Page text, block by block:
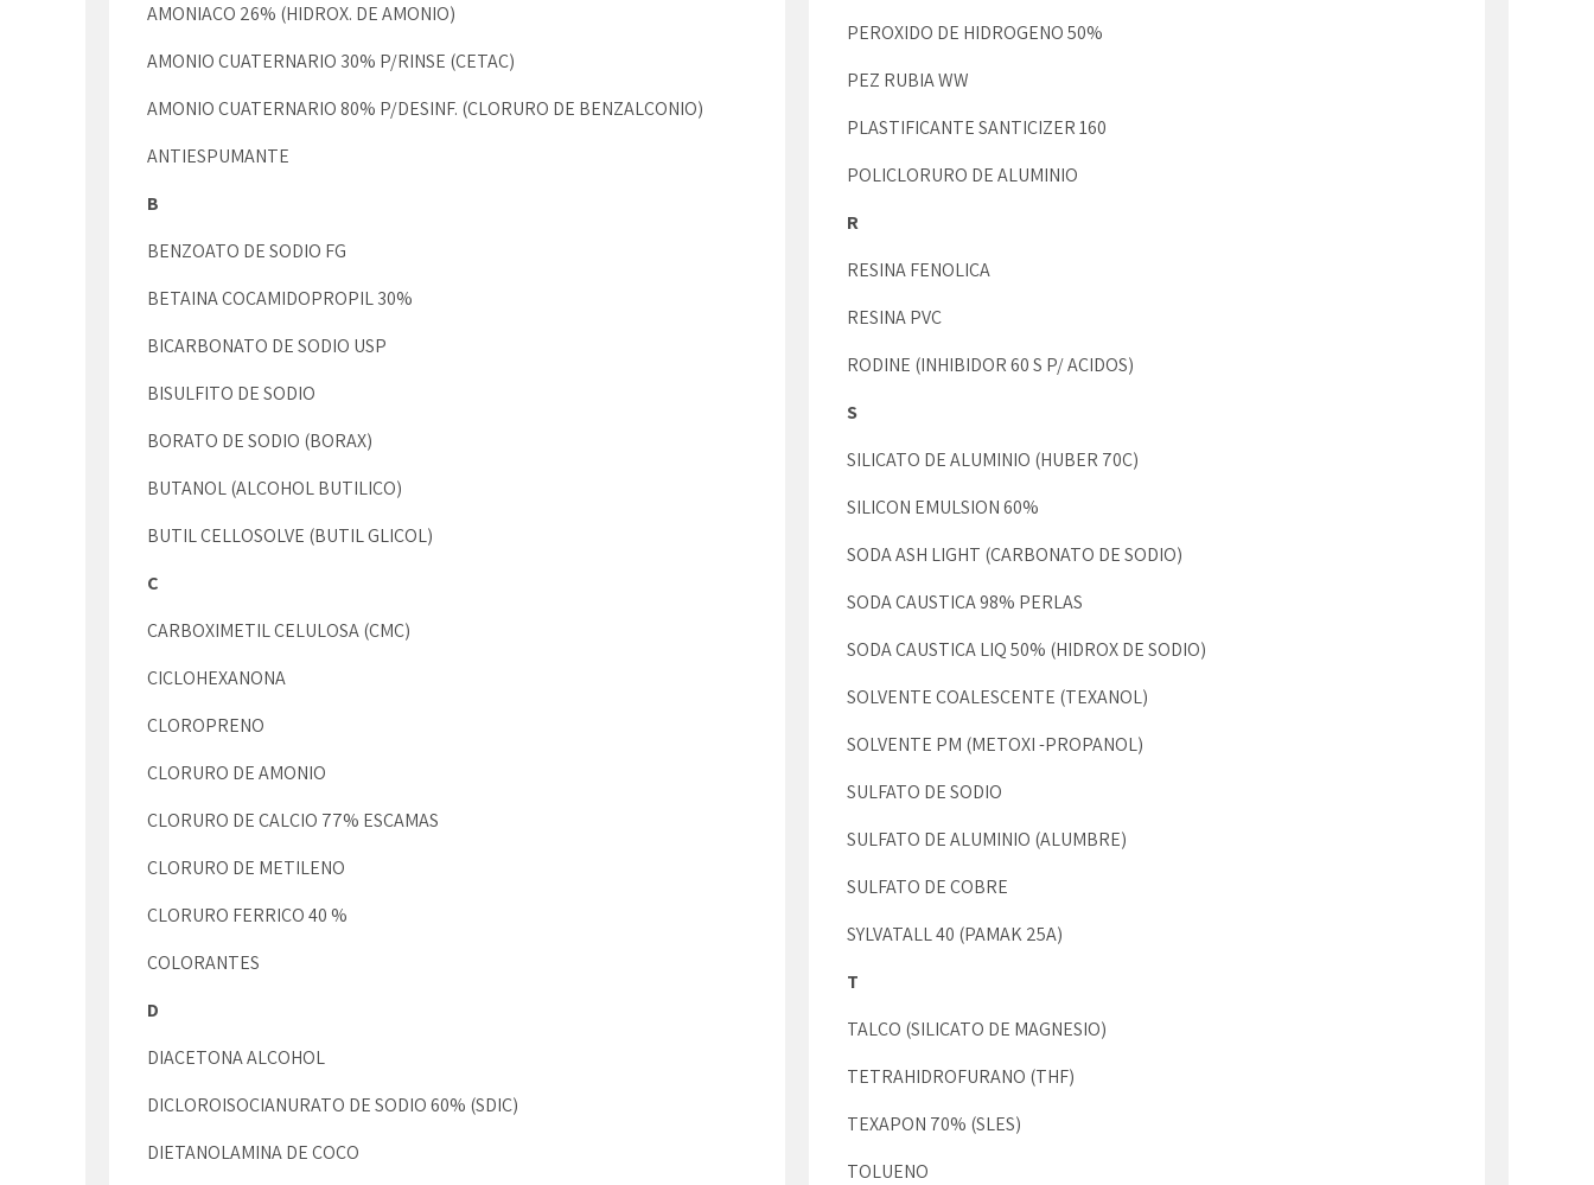
AMONIACO 26% (HIDROX. DE AMONIO)
AMONIO CUATERNARIO 30% P/RINSE (CETAC)
AMONIO CUATERNARIO 80% P/DESINF. (CLORURO DE BENZALCONIO)
ANTIESPUMANTE
B
BENZOATO DE SODIO FG
BETAINA COCAMIDOPROPIL 30%
BICARBONATO DE SODIO USP
BISULFITO DE SODIO
BORATO DE SODIO (BORAX)
BUTANOL (ALCOHOL BUTILICO)
BUTIL CELLOSOLVE (BUTIL GLICOL)
C
CARBOXIMETIL CELULOSA (CMC)
CICLOHEXANONA
CLOROPRENO
CLORURO DE AMONIO
CLORURO DE CALCIO 77% ESCAMAS
CLORURO DE METILENO
CLORURO FERRICO 40 %
COLORANTES
D
DIACETONA ALCOHOL
DICLOROISOCIANURATO DE SODIO 60% (SDIC)
DIETANOLAMINA DE COCO
PEROXIDO DE HIDROGENO 50%
PEZ RUBIA WW
PLASTIFICANTE SANTICIZER 160
POLICLORURO DE ALUMINIO
R
RESINA FENOLICA
RESINA PVC
RODINE (INHIBIDOR 60 S P/ ACIDOS)
S
SILICATO DE ALUMINIO (HUBER 70C)
SILICON EMULSION 60%
SODA ASH LIGHT (CARBONATO DE SODIO)
SODA CAUSTICA 98% PERLAS
SODA CAUSTICA LIQ 50% (HIDROX DE SODIO)
SOLVENTE COALESCENTE (TEXANOL)
SOLVENTE PM (METOXI -PROPANOL)
SULFATO DE SODIO
SULFATO DE ALUMINIO (ALUMBRE)
SULFATO DE COBRE
SYLVATALL 40 (PAMAK 25A)
T
TALCO (SILICATO DE MAGNESIO)
TETRAHIDROFURANO (THF)
TEXAPON 70% (SLES)
TOLUENO